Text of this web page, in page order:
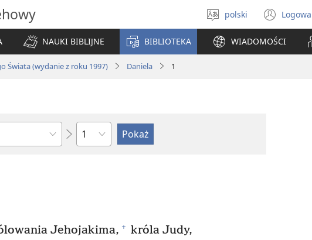
Wybór
języka
polski
new
NAUKI BIBLIJNE BIBLIOTEKA WIADOMOŚCI
Świata (wydanie z roku 1997) Daniela 1
według
rozdziałów
Jehojakima, + króla Judy,